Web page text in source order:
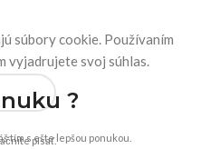
písať.
súbory cookie. Používaním
vyjadrujete svoj súhlas.
?
tím s ešte lepšou ponukou.